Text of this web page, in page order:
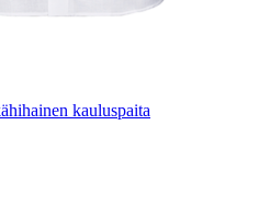
kauluspaita